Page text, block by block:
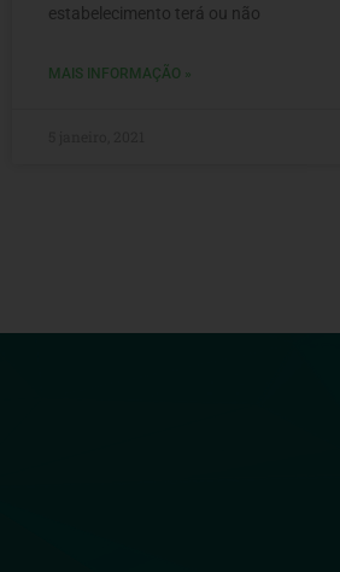
estabelecimento terá ou não
MAIS INFORMAÇÃO »